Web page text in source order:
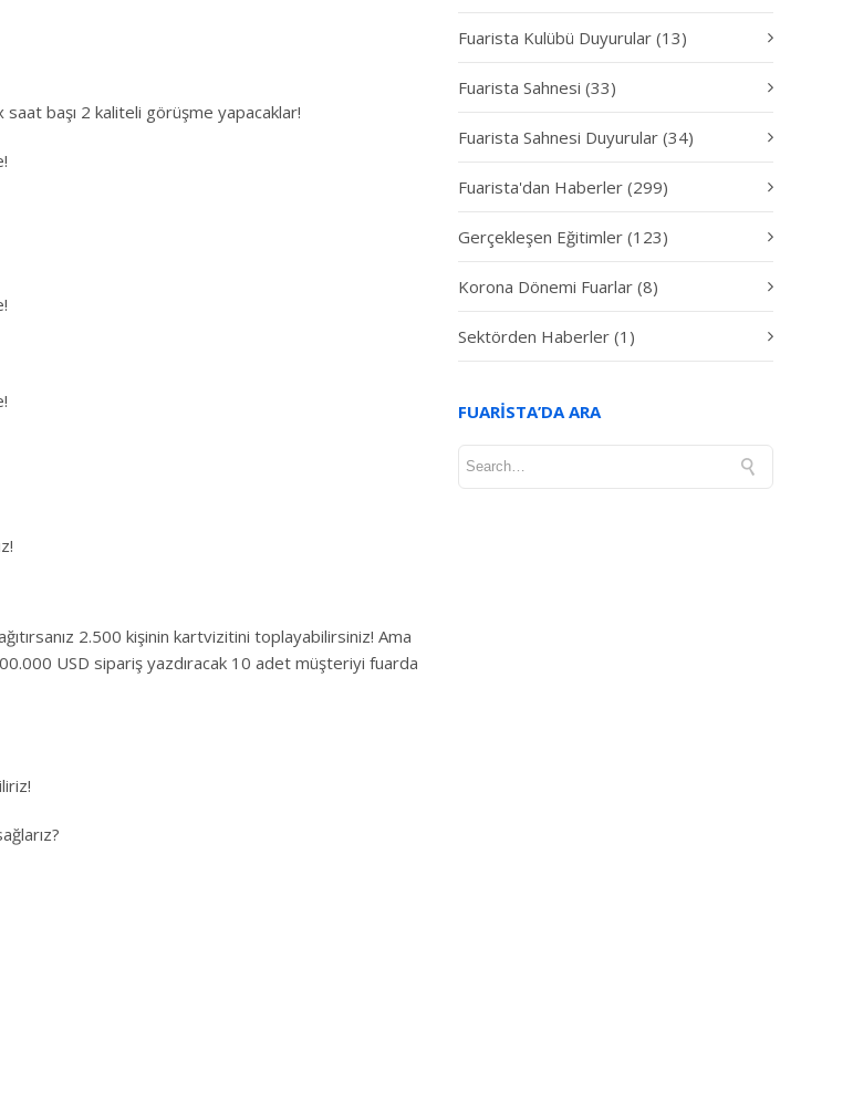
başı 2 kaliteli görüşme yapacaklar!
2.500 kişinin kartvizitini toplayabilirsiniz! Ama
USD sipariş yazdıracak 10 adet müşteriyi fuarda
Fuarista Kulübü Duyurular (13)
Fuarista Sahnesi (33)
Fuarista Sahnesi Duyurular (34)
Fuarista'dan Haberler (299)
Gerçekleşen Eğitimler (123)
Korona Dönemi Fuarlar (8)
Sektörden Haberler (1)
FUARISTA’DA ARA